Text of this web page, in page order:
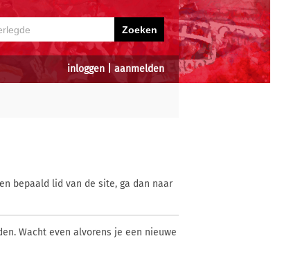
inloggen aanmelden
bepaald lid van de site, ga dan naar
Wacht even alvorens je een nieuwe